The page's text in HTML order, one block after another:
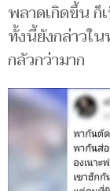
พลาดเกิดขึ้น ก็
ทั้งนี้ยังกล่าวใ
กลัวกว่ามาก